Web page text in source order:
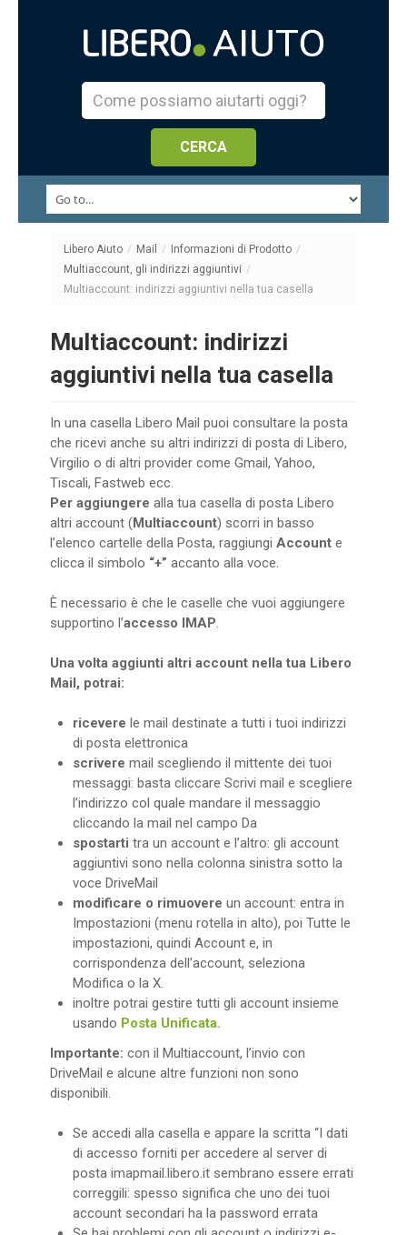
Libero Aiuto / Mail / Informazioni di Prodotto /
Multiaccount, gli indirizzi aggiuntivi /
Multiaccount: indirizzi aggiuntivi nella tua casella
Multiaccount: indirizzi
aggiuntivi nella tua casella
In una casella Libero Mail puoi consultare la posta
che ricevi anche su altri indirizzi di posta di Libero,
Virgilio o di altri provider come Gmail, Yahoo,
Tiscali, Fastweb ecc.
Per aggiungere alla tua casella di posta Libero
altri account (Multiaccount) scorri in basso
l’elenco cartelle della Posta, raggiungi Account e
clicca il simbolo “+” accanto alla voce.
È necessario è che le caselle che vuoi aggiungere
supportino l’accesso IMAP.
Una volta aggiunti altri account nella tua Libero
Mail, potrai:
ricevere le mail destinate a tutti i tuoi indirizzi
di posta elettronica
scrivere mail scegliendo il mittente dei tuoi
messaggi: basta cliccare Scrivi mail e scegliere
l’indirizzo col quale mandare il messaggio
cliccando la mail nel campo Da
spostarti tra un account e l’altro: gli account
aggiuntivi sono nella colonna sinistra sotto la
voce DriveMail
modificare o rimuovere un account: entra in
Impostazioni (menu rotella in alto), poi Tutte le
impostazioni, quindi Account e, in
corrispondenza dell’account, seleziona
Modifica o la X.
inoltre potrai gestire tutti gli account insieme
usando Posta Unificata.
Importante: con il Multiaccount, l’invio con
DriveMail e alcune altre funzioni non sono
disponibili.
Se accedi alla casella e appare la scritta “I dati
di accesso forniti per accedere al server di
posta imapmail.libero.it sembrano essere errati
correggili: spesso significa che uno dei tuoi
account secondari ha la password errata